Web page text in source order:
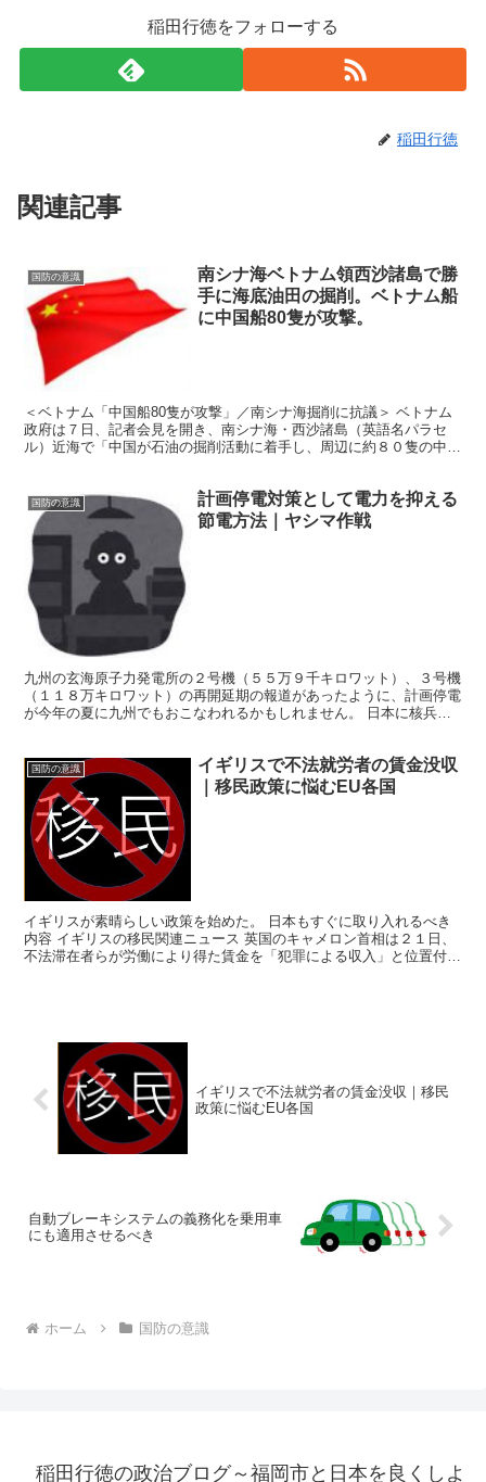
稲田行徳をフォローする
稲田行徳
関連記事
国防の意識
南シナ海ベトナム領西沙諸島で勝
手に海底油田の掘削。ベトナム船
に中国船80隻が攻撃。
＜ベトナム「中国船80隻が攻撃」／南シナ海掘削に抗議＞ ベトナム
政府は７日、記者会見を開き、南シナ海・西沙諸島（英語名パラセ
ル）近海で「中国が石油の掘削活動に着手し、周辺に約８０隻の中国
国防の意識
計画停電対策として電力を抑える
節電方法｜ヤシマ作戦
九州の玄海原子力発電所の２号機（５５万９千キロワット）、３号機
（１１８万キロワット）の再開延期の報道があったように、計画停電
が今年の夏に九州でもおこなわれるかもしれません。 日本に核兵器
国防の意識
イギリスで不法就労者の賃金没収
｜移民政策に悩むEU各国
イギリスが素晴らしい政策を始めた。 日本もすぐに取り入れるべき
内容 イギリスの移民関連ニュース 英国のキャメロン首相は２１日、
不法滞在者らが労働により得た賃金を「犯罪による収入」と位置付
イギリスで不法就労者の賃金没収｜移民
政策に悩むEU各国
自動ブレーキシステムの義務化を乗用車
にも適用させるべき
ホーム 国防の意識
稲田行徳の政治ブログ～福岡市と日本を良くしよ